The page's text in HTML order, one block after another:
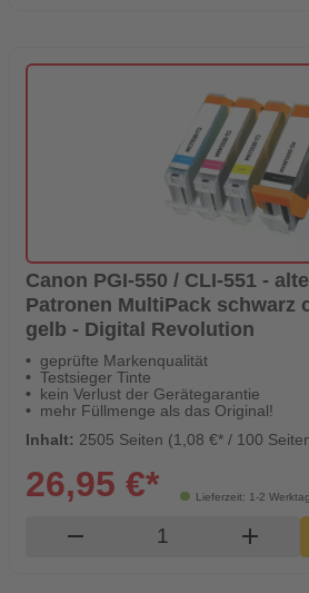
Canon PGI-550 / CLI-551 -
Patronen MultiPack schwarz
gelb - Digital Revolution
geprüfte Markenqualität
Testsieger Tinte
kein Verlust der Gerätegarantie
mehr Füllmenge als das Original!
Inhalt: 2505 Seiten (1,08 €* / 100
Lieferzeit: 1-2
26,95 €*
remove Produkt add